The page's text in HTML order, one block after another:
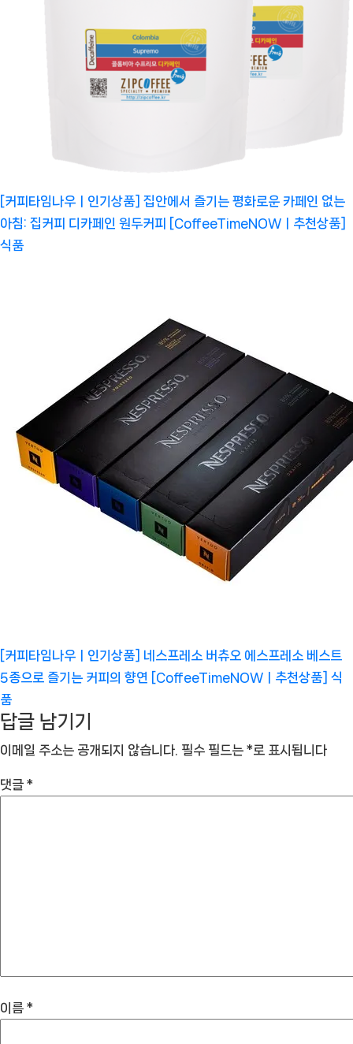
[커피타임나우ㅣ인기상품] 집안에서 즐기는 평화로운 카페인 없는
아침: 집커피 디카페인 원두커피 [CoffeeTimeNOWㅣ추천상품]
식품
[커피타임나우ㅣ인기상품] 네스프레소 버츄오 에스프레소 베스트
5종으로 즐기는 커피의 향연 [CoffeeTimeNOWㅣ추천상품] 식
품
답글 남기기
이메일 주소는 공개되지 않습니다. 필수 필드는 *로 표시됩니다
댓글 *
이름 *